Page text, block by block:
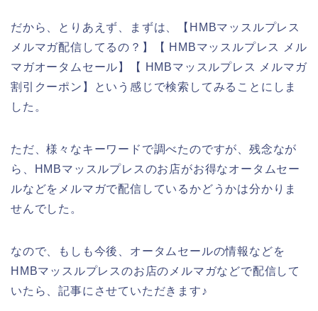
だから、とりあえず、まずは、【HMBマッスルプレス
メルマガ配信してるの？】【 HMBマッスルプレス メル
マガオータムセール】【 HMBマッスルプレス メルマガ
割引クーポン】という感じで検索してみることにしま
した。
ただ、様々なキーワードで調べたのですが、残念なが
ら、HMBマッスルプレスのお店がお得なオータムセー
ルなどをメルマガで配信しているかどうかは分かりま
せんでした。
なので、もしも今後、オータムセールの情報などを
HMBマッスルプレスのお店のメルマガなどで配信して
いたら、記事にさせていただきます♪